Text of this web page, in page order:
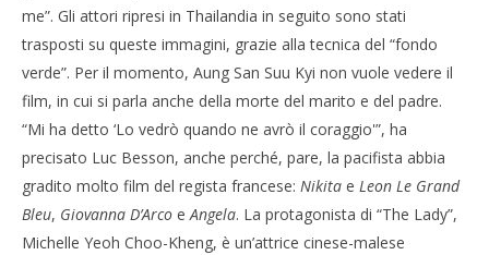
me”. Gli attori ripresi in Thailandia in seguito sono stati
trasposti su queste immagini, grazie alla tecnica del “fondo
verde”. Per il momento, Aung San Suu Kyi non vuole vedere il
film, in cui si parla anche della morte del marito e del padre.
“Mi ha detto ‘Lo vedrò quando ne avrò il coraggio'”, ha
precisato Luc Besson, anche perché, pare, la pacifista abbia
gradito molto film del regista francese: Nikita e Leon Le Grand
Bleu, Giovanna D’Arco eAngela. La protagonista di “The Lady”,
Michelle Yeoh Choo-Kheng, è un’attrice cinese-malese